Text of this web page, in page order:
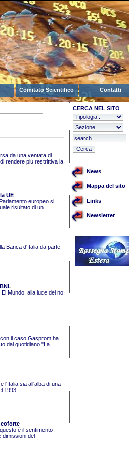
Comitato Scientifico Contatti
da una ventata di
rendere più restrittiva la
UE
europeo si
risultato di un
Banca d'Italia da parte
Mundo, alla luce del no
il caso Gasprom ha
dal quotidiano "La
l'Italia sia all'alba di una
1993.
è il sentimento
dimissioni del
CERCA NEL SITO
News
Mappa del sito
Links
Newsletter